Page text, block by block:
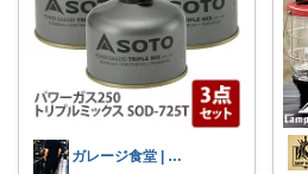
ガレージ食堂 | 開業準備中